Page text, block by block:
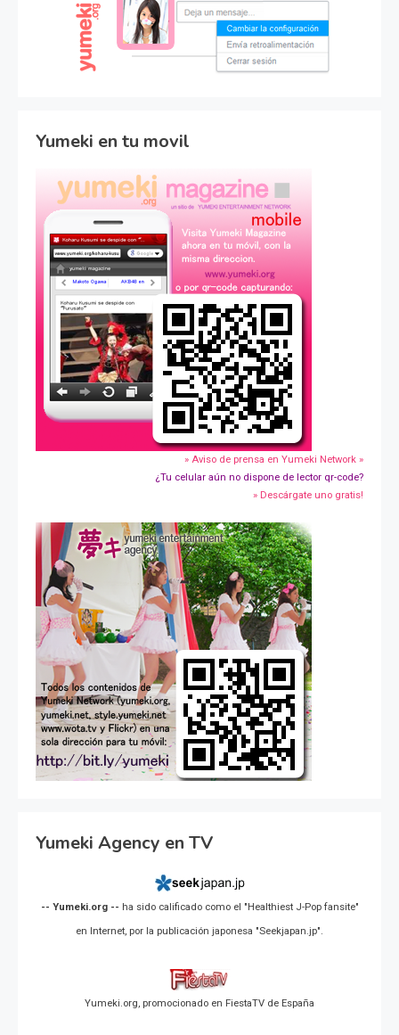
Yumeki en tu movil
» Aviso de prensa en Yumeki Network »
¿Tu celular aún no dispone de lector qr-code?
» Descárgate uno gratis!
Yumeki Agency en TV
-- Yumeki.org -- ha sido calificado como el "Healthiest J-Pop fansite"
en Internet, por la publicación japonesa "Seekjapan.jp".
Yumeki.org, promocionado en FiestaTV de España